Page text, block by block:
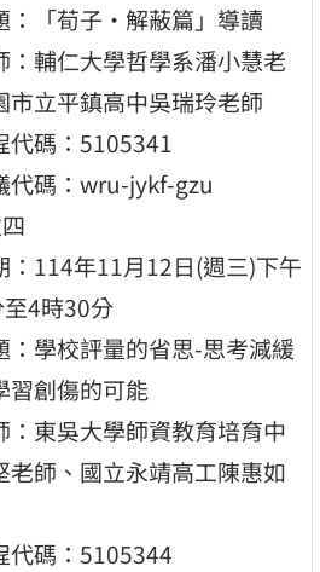
：「荀子·解蔽篇」導讀
：輔仁大學哲學系潘小慧老
市立平鎮高中吳瑞玲老師
代碼：5105341
代碼：wru-jykf-gzu
：114年11月12日(週三)下午
4時30分
：學校評量的省思-思考減緩
習創傷的可能
：東吳大學師資教育培育中
老師、國立永靖高工陳惠如
代碼：5105344